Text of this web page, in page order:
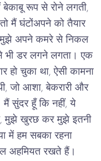
बेकाबू रूप से रोने लगती,
मैं घंटोंअपने को तैयार
मुझे अपने कमरे से निकल
भी डर लगने लगता। एक
हो चुका था, ऐसी कामना
जो आशा, बेकरारी और
मैं सुंदर हूँ कि नहीं, ये
मुझे खुरछ कर मुझे इतनी
में हम सबका रहना
अहमियत रखते हैं।